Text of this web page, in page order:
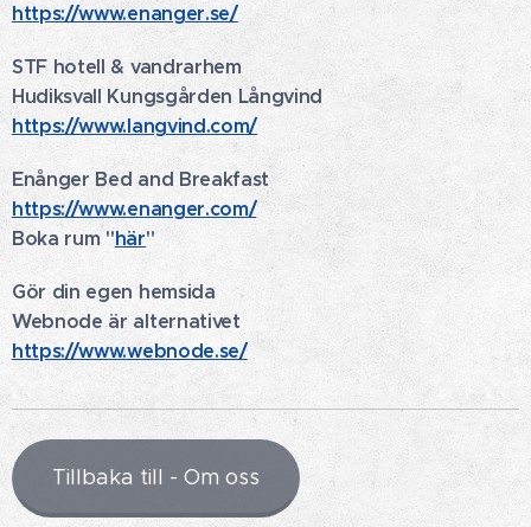
https://www.enanger.se/
STF hotell & vandrarhem
Hudiksvall Kungsgården Långvind
https://www.langvind.com/
Enånger Bed and Breakfast
https://www.enanger.com/
Boka rum "här"
Gör din egen hemsida
Webnode är alternativet
https://www.webnode.se/
Tillbaka till - Om oss